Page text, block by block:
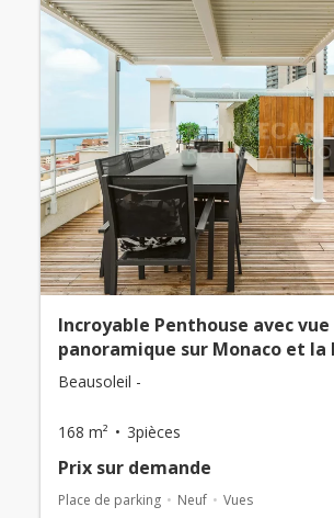
Incroyable Penthouse avec vue
panoramique sur Monaco et la
Beausoleil -
168 m² 3pièces
Prix ​​sur demande
Place de parking Neuf Vues